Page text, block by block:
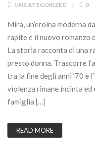
UNCATEGORIZED 0
Mira, un’eroina moderna
rapite è il nuovo romanzo
La storia racconta di una
presto donna. Trascorre
tra la fine degli anni ’70 e
violenza rimane incinta
famiglia […]
READ MORE